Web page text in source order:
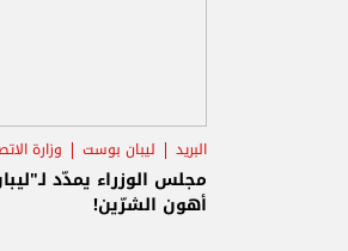
البريد ليبان بوست وزارة
مجلس الوزراء يمدّد
أهون الشرّين!